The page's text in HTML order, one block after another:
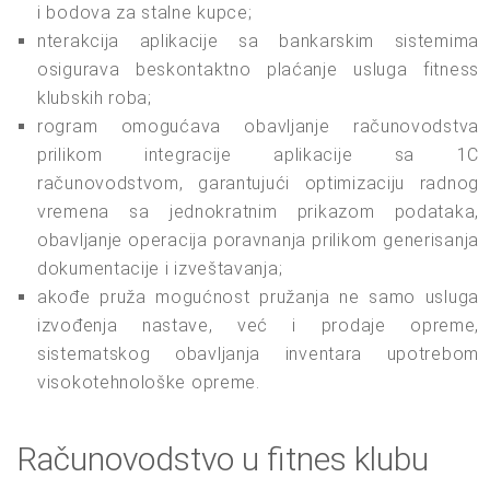
i bodova za stalne kupce;
nterakcija aplikacije sa bankarskim sistemima
osigurava beskontaktno plaćanje usluga fitness
klubskih roba;
rogram omogućava obavljanje računovodstva
prilikom integracije aplikacije sa 1C
računovodstvom, garantujući optimizaciju radnog
vremena sa jednokratnim prikazom podataka,
obavljanje operacija poravnanja prilikom generisanja
dokumentacije i izveštavanja;
akođe pruža mogućnost pružanja ne samo usluga
izvođenja nastave, već i prodaje opreme,
sistematskog obavljanja inventara upotrebom
visokotehnološke opreme.
Računovodstvo u fitnes klubu